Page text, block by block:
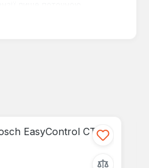
Поділіться